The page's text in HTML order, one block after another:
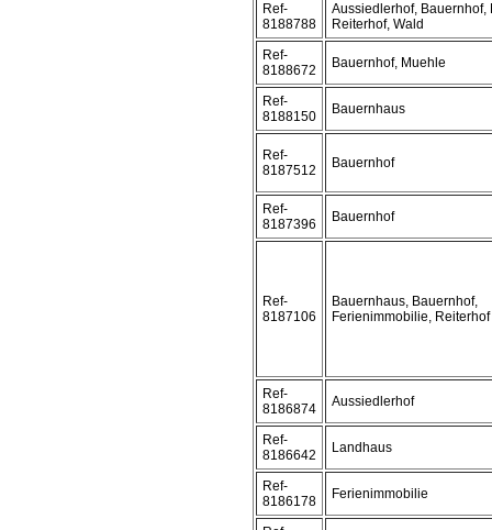
Ref-
8188788
Aussiedlerhof, Bauernhof,
Reiterhof, Wald
Ref-
8188672
Bauernhof, Muehle
Ref-
8188150
Bauernhaus
Ref-
8187512
Bauernhof
Ref-
8187396
Bauernhof
Ref-
8187106
Bauernhaus, Bauernhof,
Ferienimmobilie, Reiterhof
Ref-
8186874
Aussiedlerhof
Ref-
8186642
Landhaus
Ref-
8186178
Ferienimmobilie